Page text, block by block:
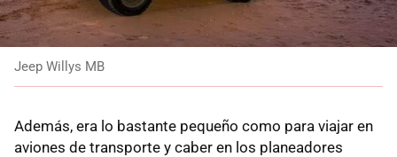
Jeep Willys MB
Además, era lo bastante pequeño como para viajar en
aviones de transporte y caber en los planeadores